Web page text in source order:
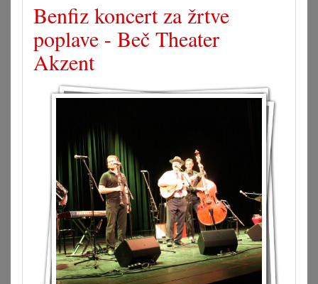
Benfiz koncert za žrtve
poplave - Beč Theater
Akzent